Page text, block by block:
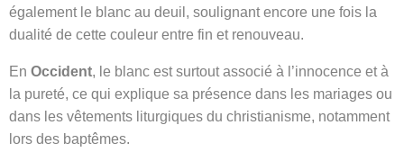
également le blanc au deuil, soulignant encore une fois la
dualité de cette couleur entre fin et renouveau.
En Occident, le blanc est surtout associé à l’innocence et à
la pureté, ce qui explique sa présence dans les mariages ou
dans les vêtements liturgiques du christianisme, notamment
lors des baptêmes.